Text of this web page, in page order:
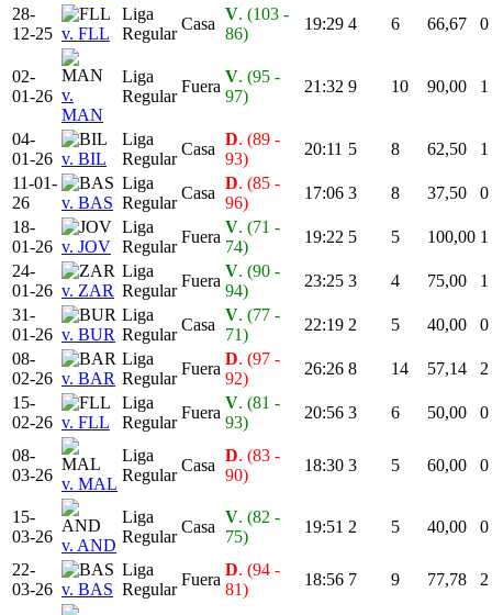
28-
12-25 v. FLL
Liga
Regular
Casa
V. (103 -
86)
19:29 4 6 66,67 0
02-
01-26 v.
MAN
Liga
Regular
Fuera
V. (95 -
97)
21:32 9 10 90,00 1
04-
01-26 v. BIL
Liga
Regular
Casa
D. (89 -
93)
20:11 5 8 62,50
1
11-01-
26
v. BAS
Liga
Regular
Casa
D. (85 -
96)
17:06 3 8 37,50
0
18-
01-26 v. JOV
Liga
Regular
Fuera
V. (71 -
74)
19:22 5 5 100,00 1
24-
01-26 v. ZAR
Liga
Regular
Fuera
V. (90 -
94)
23:25 3 4 75,00
1
31-
01-26 v. BUR
Liga
Regular
Casa
V. (77 -
71)
22:19 2 5 40,00
0
08-
02-26 v. BAR
Liga
Regular
Fuera
D. (97 -
92)
26:26 8 14 57,14
2
15-
02-26 v. FLL
Liga
Regular
Fuera
V. (81 -
93)
20:56 3 6 50,00 0
08-
03-26 v. MAL
Liga
Regular
Casa
D. (83 -
90)
18:30 3 5 60,00 0
15-
03-26 v. AND
Liga
Regular
Casa
V. (82 -
75)
19:51 2 5 40,00 0
22-
03-26 v. BAS
Liga
Regular
Fuera
D. (94 -
81)
18:56 7 9 77,78 2